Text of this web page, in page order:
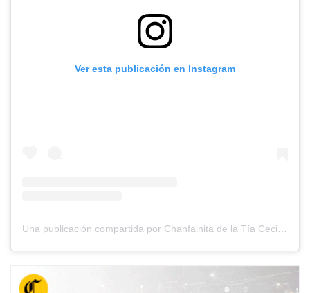
Ver esta publicación en Instagram